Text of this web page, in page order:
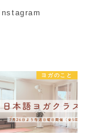
Instagram
ヨガのこと